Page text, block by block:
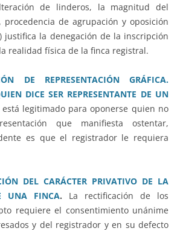
de linderos, la magnitud del
procedencia de agrupación y oposición
justifica la denegación de la inscripción
realidad física de la finca registral.
DE REPRESENTACIÓN GRÁFICA.
DICE SER REPRESENTANTE DE UN
está legitimado para oponerse quien no
que manifiesta ostentar,
es que el registrador le requiera
DEL CARÁCTER PRIVATIVO DE LA
UNA FINCA. La rectificación de los
requiere el consentimiento unánime
y del registrador y en su defecto